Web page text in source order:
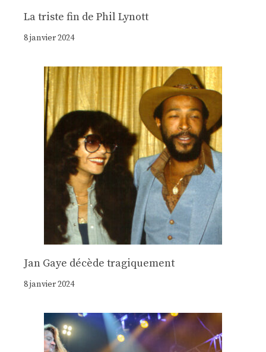
La triste fin de Phil Lynott
8 janvier 2024
Jan Gaye décède tragiquement
8 janvier 2024